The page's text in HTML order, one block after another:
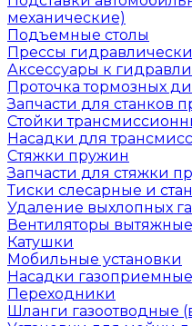
механические)
Подъемные столы
Прессы
Аксессуары к
Проточка тормозных
Запчасти для станков
Стойки
Насадки для
Стяжки пружин
Запчасти для стяжки
Тиски слесарные и
Удаление выхлопных
Вентиляторы вытяжные
Катушки
Мобильные установки
Насадки газоприемные
Переходники
Шланги газоотводные